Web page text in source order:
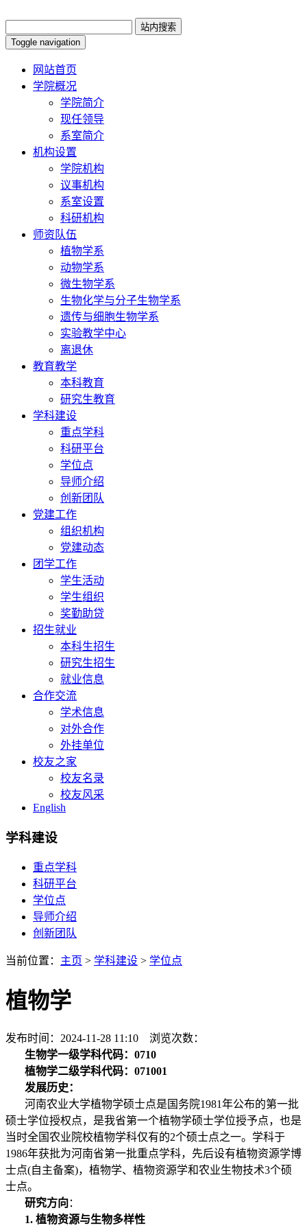
Toggle navigation
网站首页
学院概况
学院简介
现任领导
系室简介
机构设置
学院机构
议事机构
系室设置
科研机构
师资队伍
植物学系
动物学系
微生物学系
生物化学与分子生物学系
遗传与细胞生物学系
实验教学中心
离退休
教育教学
本科教育
研究生教育
学科建设
重点学科
科研平台
学位点
导师介绍
创新团队
党建工作
组织机构
党建动态
团学工作
学生活动
学生组织
奖勤助贷
招生就业
本科生招生
研究生招生
就业信息
合作交流
学术信息
对外合作
外挂单位
校友之家
校友名录
校友风采
English
学科建设
重点学科
科研平台
学位点
导师介绍
创新团队
当前位置： 主页 > 学科建设 > 学位点
植物学
发布时间：2024-11-28 11:10 浏览次数：
生物学一级学科代码：0710
植物学二级学科代码：071001
发展历史：
河南农业大学植物学硕士点是国务院1981年公布的第一批
硕士学位授权点，是我省第一个植物学硕士学位授予点，也是
当时全国农业院校植物学科仅有的2个硕士点之一。学科于
1986年获批为河南省第一批重点学科，先后设有植物资源学博
士点(自主备案)，植物学、植物资源学和农业生物技术3个硕
士点。
研究方向 ：
1. 植物资源与生物多样性